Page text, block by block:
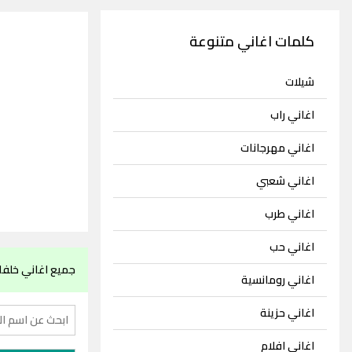
كلمات اغاني متنوعة
شيلات
اغاني راب
اغاني مهرجانات
اغاني شعبي
اغاني طرب
اغاني حب
اغاني رومانسية
اغاني حزينة
اغاني افلام
جميع اغاني